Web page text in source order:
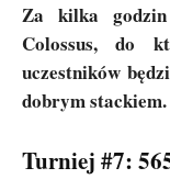
Za kilka
Colossus, do
uczestników
dobrym stackiem.
Turniej #7: